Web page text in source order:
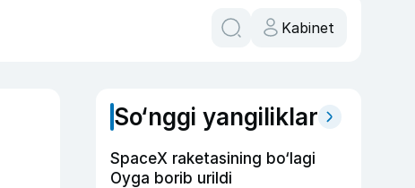
Kabinet
So‘nggi yangiliklar
SpaceX raketasining bo‘lagi
Oyga borib urildi